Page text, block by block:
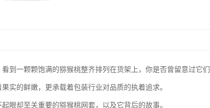
到一颗颗饱满的猕猴桃整齐排列在货架上，你是否曾留意过它
实的鲜嫩，更承载着包装行业对品质的执着追求。
眼却至关重要的猕猴桃网套，以及它背后的故事。